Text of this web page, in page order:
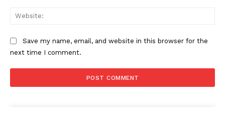
Save my name, email, and website in this browser for the
next time I comment.